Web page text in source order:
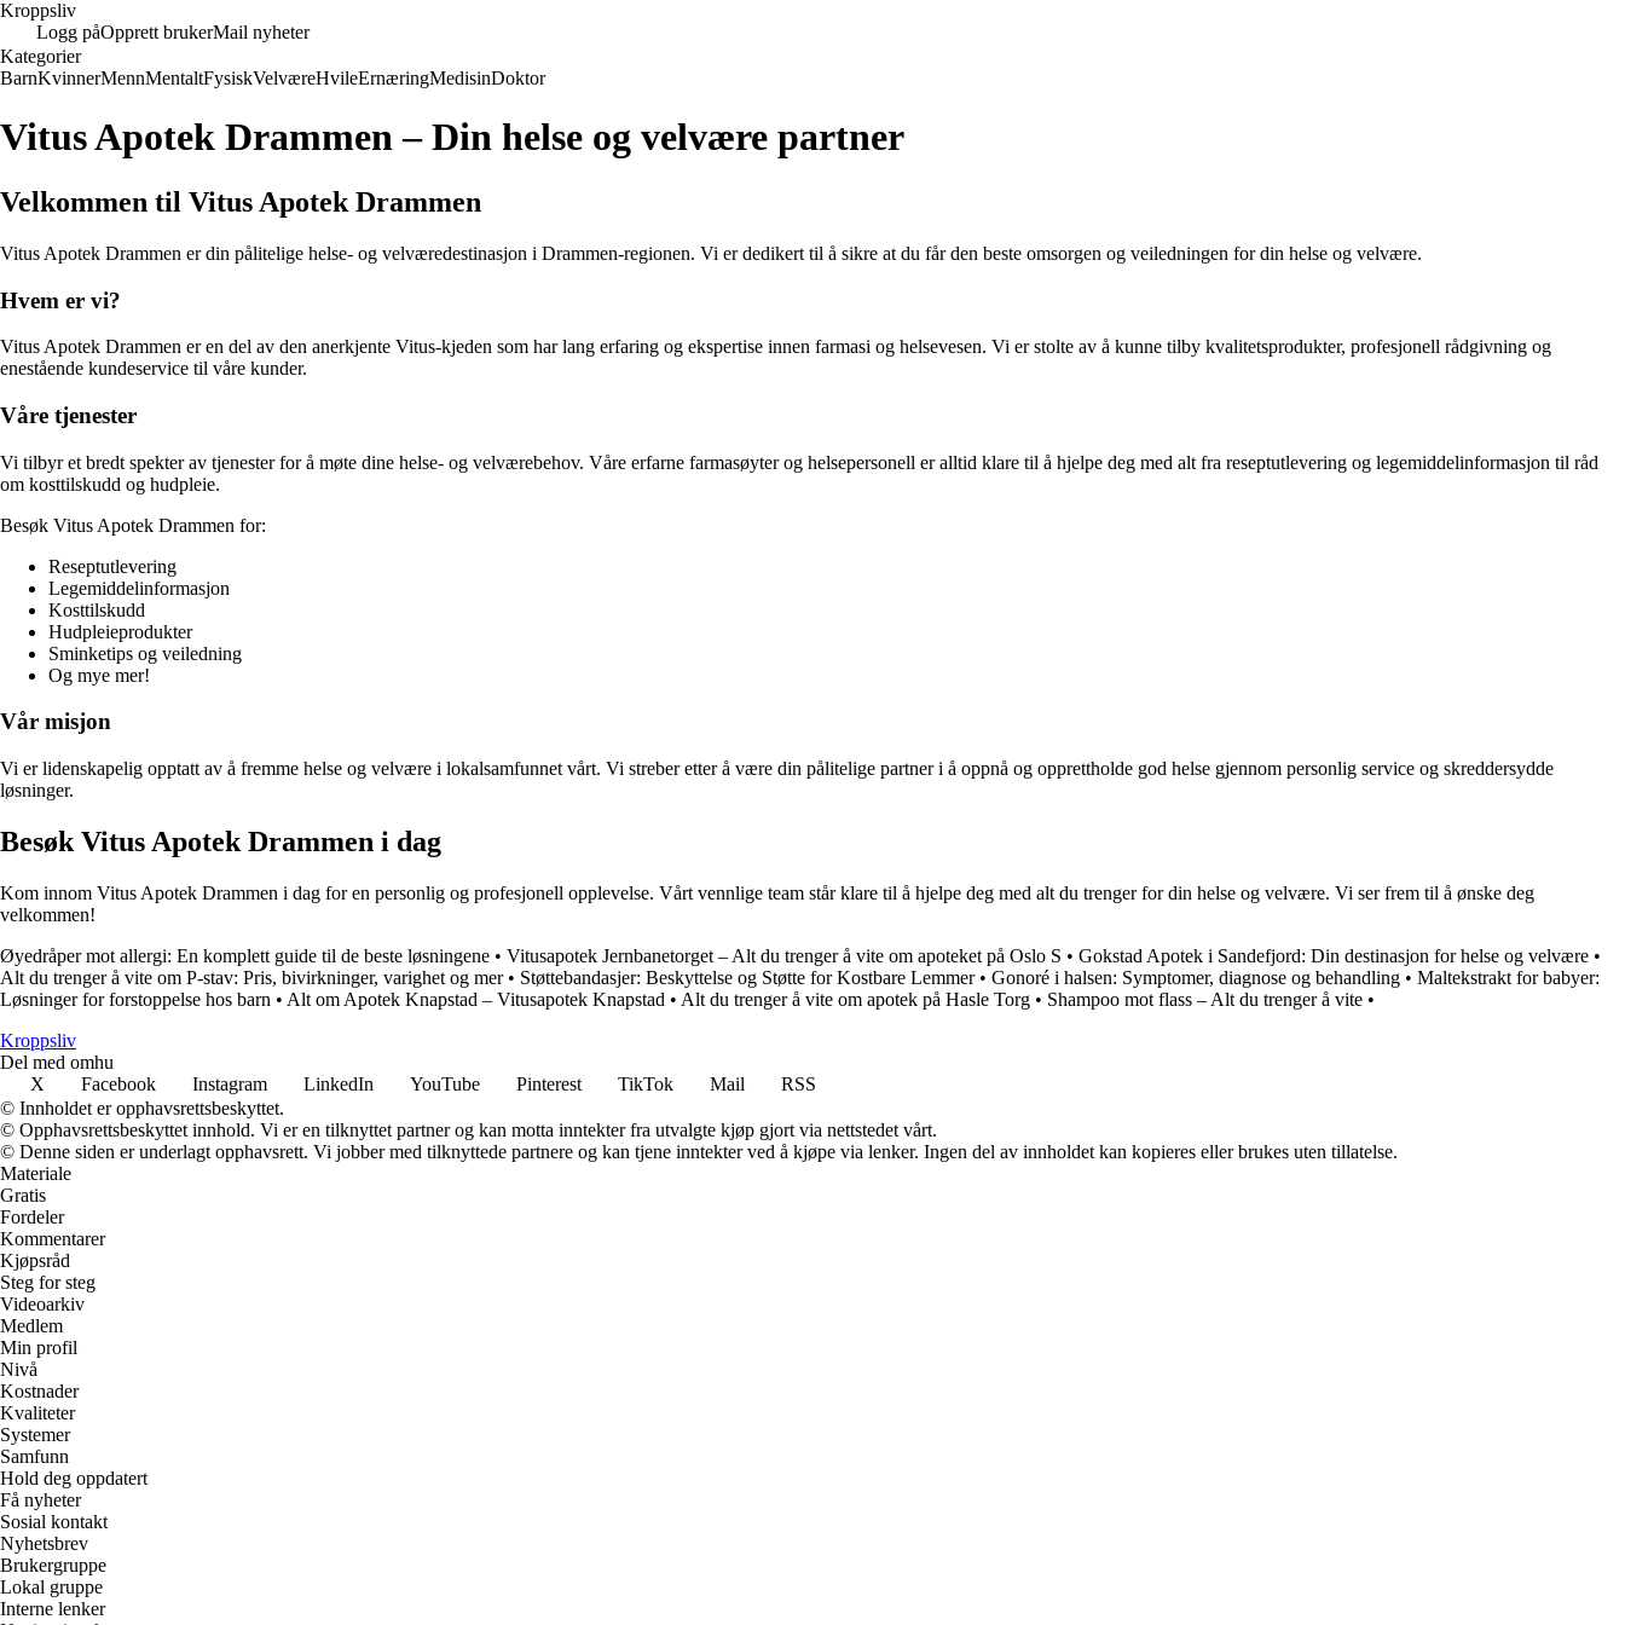
Kroppsliv
Logg påOpprett brukerMail nyheter
Kategorier
BarnKvinnerMennMentaltFysiskVelværeHvileErnæringMedisinDoktor
Vitus Apotek Drammen – Din helse og velvære partner
Velkommen til Vitus Apotek Drammen
Vitus Apotek Drammen er din pålitelige helse- og velværedestinasjon i Drammen-regionen. Vi er dedikert til å sikre at du får den beste omsorgen og veiledningen for din helse og velvære.
Hvem er vi?
Vitus Apotek Drammen er en del av den anerkjente Vitus-kjeden som har lang erfaring og ekspertise innen farmasi og helsevesen. Vi er stolte av å kunne tilby kvalitetsprodukter, profesjonell rådgivning og
enestående kundeservice til våre kunder.
Våre tjenester
Vi tilbyr et bredt spekter av tjenester for å møte dine helse- og velværebehov. Våre erfarne farmasøyter og helsepersonell er alltid klare til å hjelpe deg med alt fra reseptutlevering og legemiddelinformasjon til råd
om kosttilskudd og hudpleie.
Besøk Vitus Apotek Drammen for:
Reseptutlevering
Legemiddelinformasjon
Kosttilskudd
Hudpleieprodukter
Sminketips og veiledning
Og mye mer!
Vår misjon
Vi er lidenskapelig opptatt av å fremme helse og velvære i lokalsamfunnet vårt. Vi streber etter å være din pålitelige partner i å oppnå og opprettholde god helse gjennom personlig service og skreddersydde
løsninger.
Besøk Vitus Apotek Drammen i dag
Kom innom Vitus Apotek Drammen i dag for en personlig og profesjonell opplevelse. Vårt vennlige team står klare til å hjelpe deg med alt du trenger for din helse og velvære. Vi ser frem til å ønske deg
velkommen!
Øyedråper mot allergi: En komplett guide til de beste løsningene • Vitusapotek Jernbanetorget – Alt du trenger å vite om apoteket på Oslo S • Gokstad Apotek i Sandefjord: Din destinasjon for helse og velvære •
Alt du trenger å vite om P-stav: Pris, bivirkninger, varighet og mer• Støttebandasjer: Beskyttelse og Støtte for Kostbare Lemmer• Gonoré i halsen: Symptomer, diagnose og behandling • Maltekstrakt for babyer:
Løsninger for forstoppelse hos barn • Alt om Apotek Knapstad – Vitusapotek Knapstad • Alt du trenger å vite om apotek på Hasle Torg • Shampoo mot flass – Alt du trenger å vite •
Kroppsliv
Del med omhu
X
Facebook Instagram LinkedIn YouTube Pinterest TikTok Mail
RSS
© Innholdet er opphavsrettsbeskyttet.
© Opphavsrettsbeskyttet innhold. Vi er en tilknyttet partner og kan motta inntekter fra utvalgte kjøp gjort via nettstedet vårt.
© Denne siden er underlagt opphavsrett. Vi jobber med tilknyttede partnere og kan tjene inntekter ved å kjøpe via lenker. Ingen del av innholdet kan kopieres eller brukes uten tillatelse.
Materiale
Gratis
Fordeler
Kommentarer
Kjøpsråd
Steg for steg
Videoarkiv
Medlem
Min profil
Nivå
Kostnader
Kvaliteter
Systemer
Samfunn
Hold deg oppdatert
Få nyheter
Sosial kontakt
Nyhetsbrev
Brukergruppe
Lokal gruppe
Interne lenker